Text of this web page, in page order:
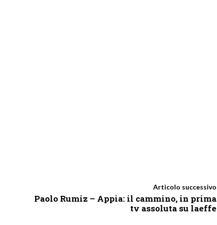
Articolo successivo
Paolo Rumiz – Appia: il cammino, in prima
tv assoluta su laeffe